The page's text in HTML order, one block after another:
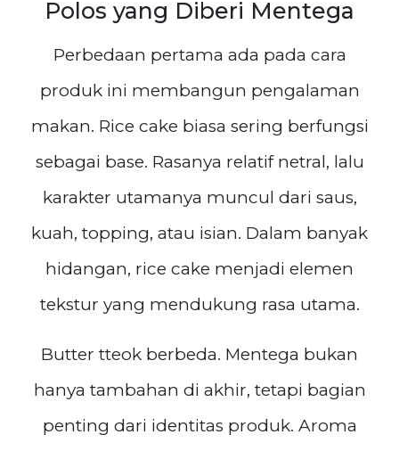
Polos yang Diberi Mentega
Perbedaan pertama ada pada cara
produk ini membangun pengalaman
makan. Rice cake biasa sering berfungsi
sebagai base. Rasanya relatif netral, lalu
karakter utamanya muncul dari saus,
kuah, topping, atau isian. Dalam banyak
hidangan, rice cake menjadi elemen
tekstur yang mendukung rasa utama.
Butter tteok berbeda. Mentega bukan
hanya tambahan di akhir, tetapi bagian
penting dari identitas produk. Aroma